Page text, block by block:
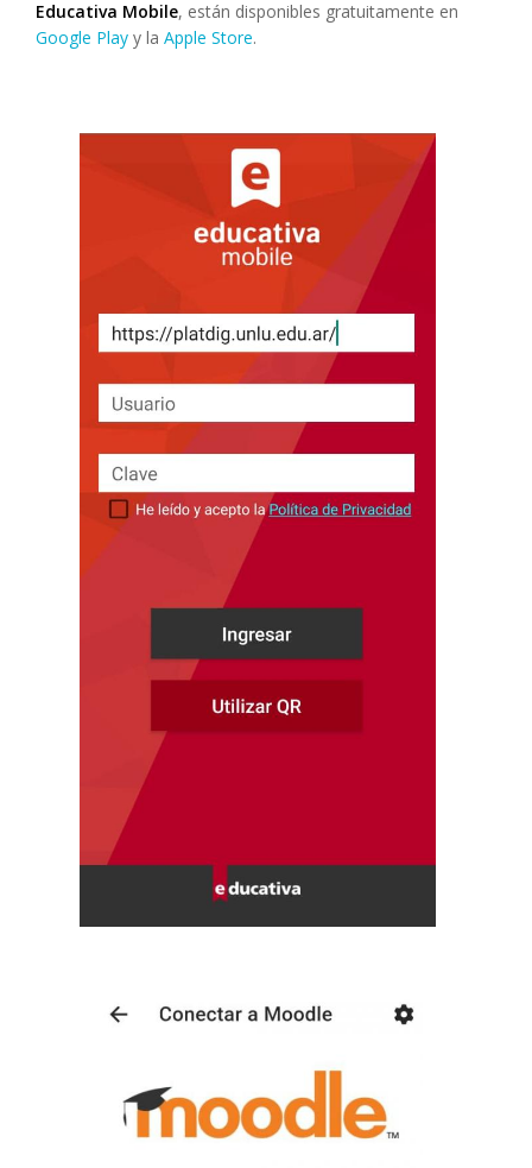
Educativa Mobile, están disponibles gratuitamente en
Google Play y la Apple Store.